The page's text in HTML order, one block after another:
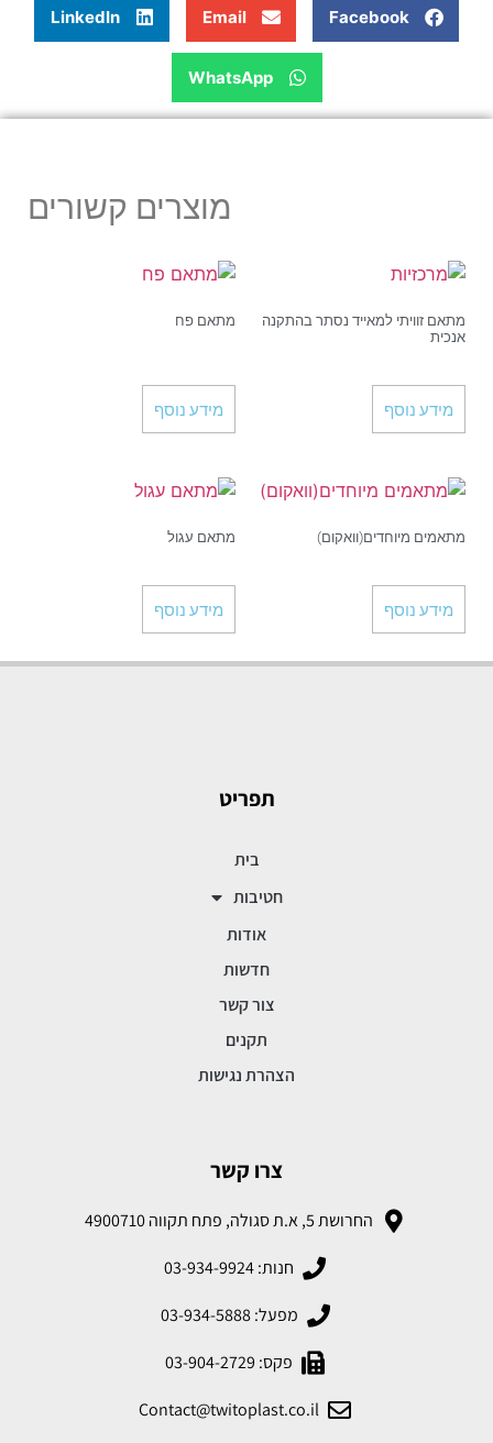
Facebook
Email
LinkedIn
WhatsApp
מוצרים קשורים
מתאם זוויתי למאייד נסתר בהתקנה
אנכית
מידע נוסף
מתאם פח
מידע נוסף
מתאמים מיוחדים(וואקום)
מידע נוסף
מתאם עגול
מידע נוסף
תפריט
בית
חטיבות
אודות
חדשות
צור קשר
תקנים
הצהרת נגישות
צרו קשר
החרושת 5, א.ת סגולה, פתח תקווה 4900710
חנות: 03-934-9924
מפעל: 03-934-5888
פקס: 03-904-2729
Contact@twitoplast.co.il